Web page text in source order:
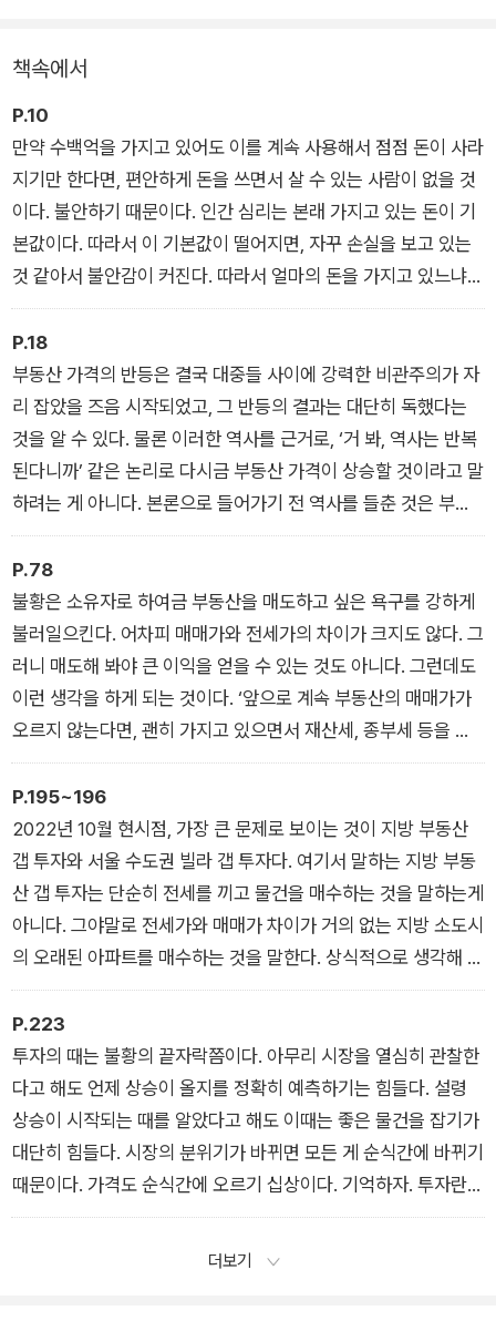
《부동산 투자의 정석》은 지금까지도 ‘부동산 투자자의 교과서’
‘부동산 투자 필독서’로 불리며 시간이 흐를수록 가치를 더해가고
있다.
2022년 개정증보판에서는, 수많은 정책과 문화 트렌드, 소비자
의 선호도 변화에 맞춰 업데이트한 아파트, 빌라, 오피스텔, 상가
등의 다양한 대상에서 최고의 수익을 내는 투자 공식을 소개하는
한편, 새롭게 손질한 ‘경제적 자유 달성을 위한 20년 프로젝트’를
최초로 공개한다. 특별한 누군가가 특별한 시점에 얻은 성공담에
지쳤는가? 이 책을 읽는다면, 마음이 한결 가벼워질 것이다. 보통
사람들도 언제든지, 얼마든지 성공할 수 있는 투자의 정석을 소개
하기 때문이다.
책속에서
P.10
만약 수백억을 가지고 있어도 이를 계속 사용해서 점점 돈이 사라
지기만 한다면, 편안하게 돈을 쓰면서 살 수 있는 사람이 없을 것
이다. 불안하기 때문이다. 인간 심리는 본래 가지고 있는 돈이 기
본값이다. 따라서 이 기본값이 떨어지면, 자꾸 손실을 보고 있는
것 같아서 불안감이 커진다. 따라서 얼마의 돈을 가지고 있느냐보
다 중요한 것은 돈이 계속 나오는 시스템을 갖추고 있느냐이며,
진짜 여유롭게 생활하려면 얼마의 돈이 있느냐보다 얼마의 돈이
나오는 시스템이 있느냐가 중요하다. 《부동산 투자의 정석》은 바
로 이런 시스템을 만드는 비결이다. / 여는 말_또다시 쓰는 부동
산 투자의 정석
P.18
부동산 가격의 반등은 결국 대중들 사이에 강력한 비관주의가 자
리 잡았을 즈음 시작되었고, 그 반등의 결과는 대단히 독했다는
것을 알 수 있다. 물론 이러한 역사를 근거로, ‘거 봐, 역사는 반복
된다니까’ 같은 논리로 다시금 부동산 가격이 상승할 것이라고 말
하려는 게 아니다. 본론으로 들어가기 전 역사를 들춘 것은 부동
산이 투자 가치가 있는지 아닌지를 심도 있게 고민하거나 살펴보
지도 않고 그저 ‘이제 부동산 신화는 끝났어’라고 쉽게 치부해 버
리면 과거처럼 뼈아픈 후회를 할 수도 있다는 이야기를 하고 싶어
서다. 그럼 본론으로 들어가서 장 제목에 대한 답을 하겠다. 부동
산 투자는 2022년인 지금 여전히 유효할 뿐만 아니라, 10년이
지나고, 20년, 30년이 지나도 여전히 유효할 것이다. 왜 그런가?
그 이유는 다음과 같다. / 1장_부동산 투자, 여전히 유효한가?
P.78
불황은 소유자로 하여금 부동산을 매도하고 싶은 욕구를 강하게
불러일으킨다. 어차피 매매가와 전세가의 차이가 크지도 않다. 그
러니 매도해 봐야 큰 이익을 얻을 수 있는 것도 아니다. 그런데도
이런 생각을 하게 되는 것이다. ‘앞으로 계속 부동산의 매매가가
오르지 않는다면, 괜히 가지고 있으면서 재산세, 종부세 등을 낼
필요가 없잖아. 그러는 것보다는 팔아버리는 것이 낫지!’ 사실 현
명한 투자자들에게는 바로 이런 시점이 매수 타이밍이다. 그런데
일반 투자자들은 거꾸로 생각한다. 이제 앞으로 오를 일이 없으니
당장 손에 쥐는 것이 별로 없어도 부동산을 팔아야겠다고 말이다.
그리고 이 순간이 바로, 부가 일반 투자자들에게서 현명한 투자자
들의 손으로 옮겨지는 순간이다. / 2장_현명한 투자자의 정석
P.195~196
2022년 10월 현시점, 가장 큰 문제로 보이는 것이 지방 부동산
갭 투자와 서울 수도권 빌라 갭 투자다. 여기서 말하는 지방 부동
산 갭 투자는 단순히 전세를 끼고 물건을 매수하는 것을 말하는게
아니다. 그야말로 전세가와 매매가 차이가 거의 없는 지방 소도시
의 오래된 아파트를 매수하는 것을 말한다. 상식적으로 생각해 봐
야 한다. 부동산 가격은 왜 오르는가? 두 가지다. 하나는, 그 부동
산을 ‘소유’하고 싶어 하는 사람이 많아서다. 또 하나는, ‘이용 가
치’가 있어서다. (중략) 이용 가치는 어떤가? 소유하고 싶은 사람
은 많지 않은데도 가격이 오른다. 그러다가 이용 가치가 떨어지거
나 이용하려는 사람이 줄어들면 어떻게 되겠는가? ‘소유’는 물론
‘활용’의 측면에서도 외면받게 된다. 따라서 이용 가치가 있는 부
동산일 경우, 이를 ‘이용하고자 하는 사람들’이 장기적으로 계속
있을 거란 확신이 들 때만 투자해야 한다. / 3장_탁월한 투자자의
P.223
투자의 때는 불황의 끝자락쯤이다. 아무리 시장을 열심히 관찰한
다고 해도 언제 상승이 올지를 정확히 예측하기는 힘들다. 설령
상승이 시작되는 때를 알았다고 해도 이때는 좋은 물건을 잡기가
대단히 힘들다. 시장의 분위기가 바뀌면 모든 게 순식간에 바뀌기
때문이다. 가격도 순식간에 오르기 십상이다. 기억하자. 투자란
반드시 불황의 끝자락에서 해야 한다. 활황이 시작됐을 때 투자하
겠다는 건 이미 늦은 것이다. 그다음 중요한 건 이때 자금이 있어
더보기